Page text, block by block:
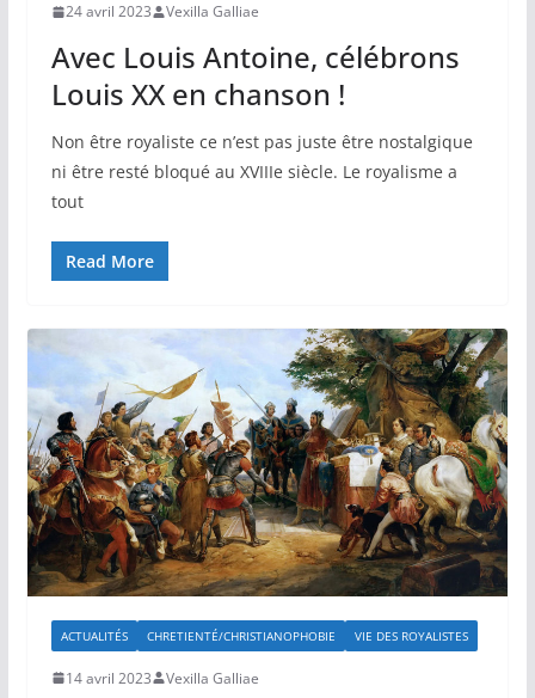
24 avril 2023 Vexilla Galliae
Avec Louis Antoine, célébrons
Louis XX en chanson !
Non être royaliste ce n’est pas juste être nostalgique
ni être resté bloqué au XVIIIe siècle. Le royalisme a
tout
Read More
ACTUALITÉS CHRETIENTÉ/CHRISTIANOPHOBIE VIE DES ROYALISTES
14 avril 2023 Vexilla Galliae